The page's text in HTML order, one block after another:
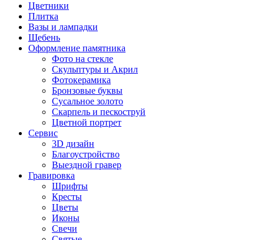
Цветники
Плитка
Вазы и лампадки
Щебень
Оформление памятника
Фото на стекле
Скульптуры и Акрил
Фотокерамика
Бронзовые буквы
Сусальное золото
Скарпель и пескоструй
Цветной портрет
Сервис
3D дизайн
Благоустройство
Выездной гравер
Гравировка
Шрифты
Кресты
Цветы
Иконы
Свечи